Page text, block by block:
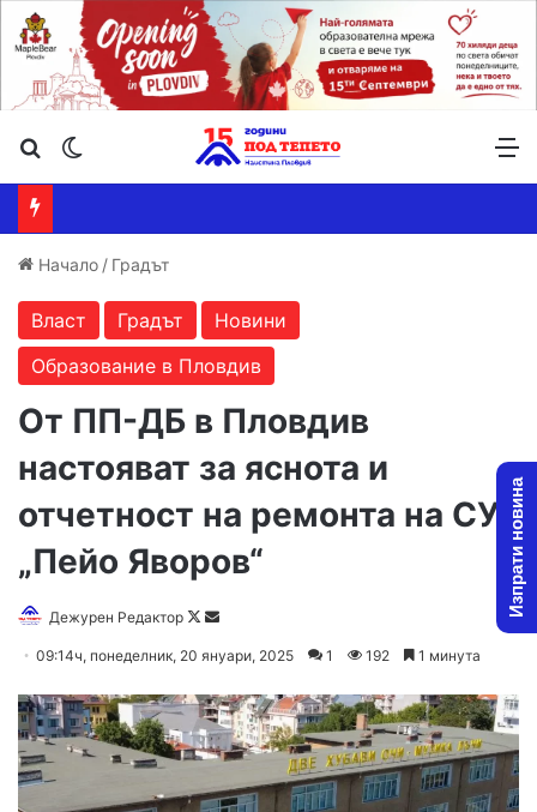
Търсене ...
Начало / Градът
Власт Градът
Новини
Образование в Пловдив
От ПП-ДБ в Пловдив
настояват за яснота и
отчетност на ремонта на СУ
„Пейо Яворов“
Дежурен Редактор
Follow
Send
09:14ч, понеделник, 20 януари, 2025 1 192 1 минута
Изпрати новина